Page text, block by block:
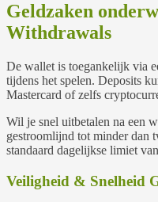
Geldzaken
Withdrawals
De wallet is toegankelijk via
tijdens het spelen. Deposits
Mastercard of zelfs
Wil je snel uitbetalen na een
gestroomlijnd tot minder dan
standaard dagelijkse limiet
Veiligheid & Snelheid